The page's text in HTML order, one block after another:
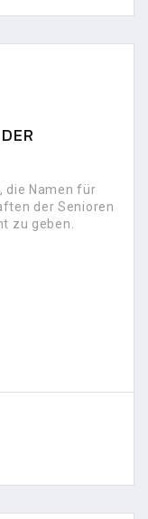
die Namen für
der Senioren
zu geben.